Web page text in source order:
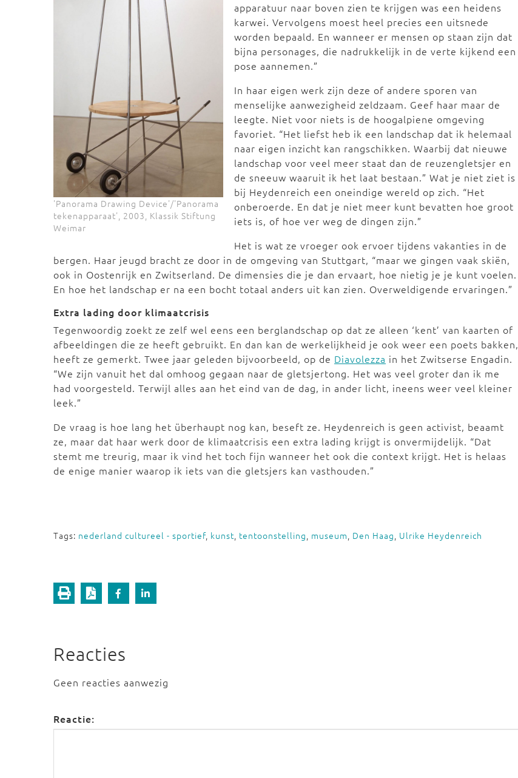
'Panorama Drawing Device'/'Panorama
tekenapparaat', 2003, Klassik Stiftung
Weimar
apparatuur naar boven zien te krijgen was een heidens
karwei. Vervolgens moest heel precies een uitsnede
worden bepaald. En wanneer er mensen op staan zijn dat
bijna personages, die nadrukkelijk in de verte kijkend een
pose aannemen.”
In haar eigen werk zijn deze of andere sporen van
menselijke aanwezigheid zeldzaam. Geef haar maar de
leegte. Niet voor niets is de hoogalpiene omgeving
favoriet. “Het liefst heb ik een landschap dat ik helemaal
naar eigen inzicht kan rangschikken. Waarbij dat nieuwe
landschap voor veel meer staat dan de reuzengletsjer en
de sneeuw waaruit ik het laat bestaan.” Wat je niet ziet is
bij Heydenreich een oneindige wereld op zich. “Het
onberoerde. En dat je niet meer kunt bevatten hoe groot
iets is, of hoe ver weg de dingen zijn.”
Het is wat ze vroeger ook ervoer tijdens vakanties in de
bergen. Haar jeugd bracht ze door in de omgeving van Stuttgart, “maar we gingen vaak skiën,
ook in Oostenrijk en Zwitserland. De dimensies die je dan ervaart, hoe nietig je je kunt voelen.
En hoe het landschap er na een bocht totaal anders uit kan zien. Overweldigende ervaringen.”
Extra lading door klimaatcrisis
Tegenwoordig zoekt ze zelf wel eens een berglandschap op dat ze alleen ‘kent’ van kaarten of
afbeeldingen die ze heeft gebruikt. En dan kan de werkelijkheid je ook weer een poets bakken,
heeft ze gemerkt. Twee jaar geleden bijvoorbeeld, op de Diavolezza in het Zwitserse Engadin.
“We zijn vanuit het dal omhoog gegaan naar de gletsjertong. Het was veel groter dan ik me
had voorgesteld. Terwijl alles aan het eind van de dag, in ander licht, ineens weer veel kleiner
leek.”
De vraag is hoe lang het überhaupt nog kan, beseft ze. Heydenreich is geen activist, beaamt
ze, maar dat haar werk door de klimaatcrisis een extra lading krijgt is onvermijdelijk. “Dat
stemt me treurig, maar ik vind het toch fijn wanneer het ook die context krijgt. Het is helaas
de enige manier waarop ik iets van die gletsjers kan vasthouden.”
Tags: nederland cultureel - sportief, kunst, tentoonstelling, museum, Den Haag, Ulrike Heydenreich
Reacties
Geen reacties aanwezig
Reactie: